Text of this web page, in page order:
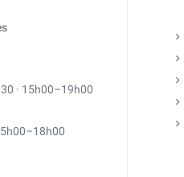
· 15h00–19h00